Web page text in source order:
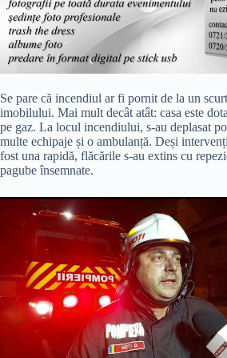
Se pare că incendiul ar fi pornit de la un
imobilului. Mai mult decât atât: casa este
pe gaz. La locul incendiului, s-au deplasat
multe echipaje și o ambulanță. Deși
fost una rapidă, flăcările s-au extins cu
pagube însemnate.